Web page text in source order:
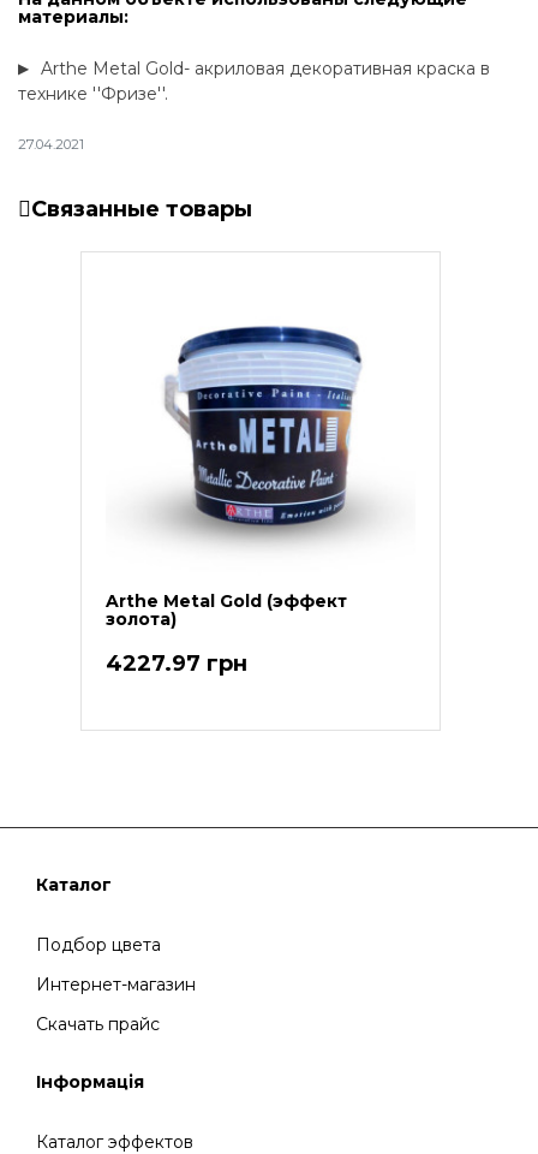
материалы:
Arthe Metal Gold- акриловая декоративная краска в
технике ''Фризе''.
27.04.2021
Связанные товары
Arthe Metal Gold (эффект
золота)
4227.97 грн
Каталог
Подбор цвета
Интернет-магазин
Скачать прайс
Інформація
Каталог эффектов